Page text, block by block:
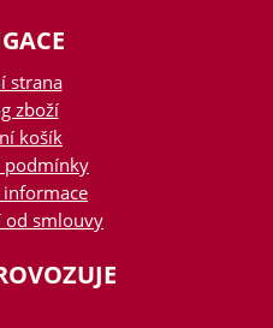
strana
zboží
košík
podmínky
od smlouvy